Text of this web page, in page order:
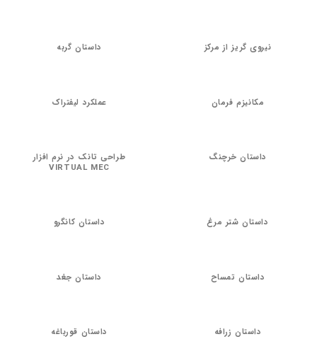
نیروی گریز از مرکز داستان گربه
مکانیزم فرمان عملکرد لیفتراک
داستان خرچنگ
طراحی تانک در نرم افزار
VIRTUAL MEC
داستان شتر مرغ داستان کانگرو
داستان تمساح داستان جغد
داستان زرافه داستان قورباغه